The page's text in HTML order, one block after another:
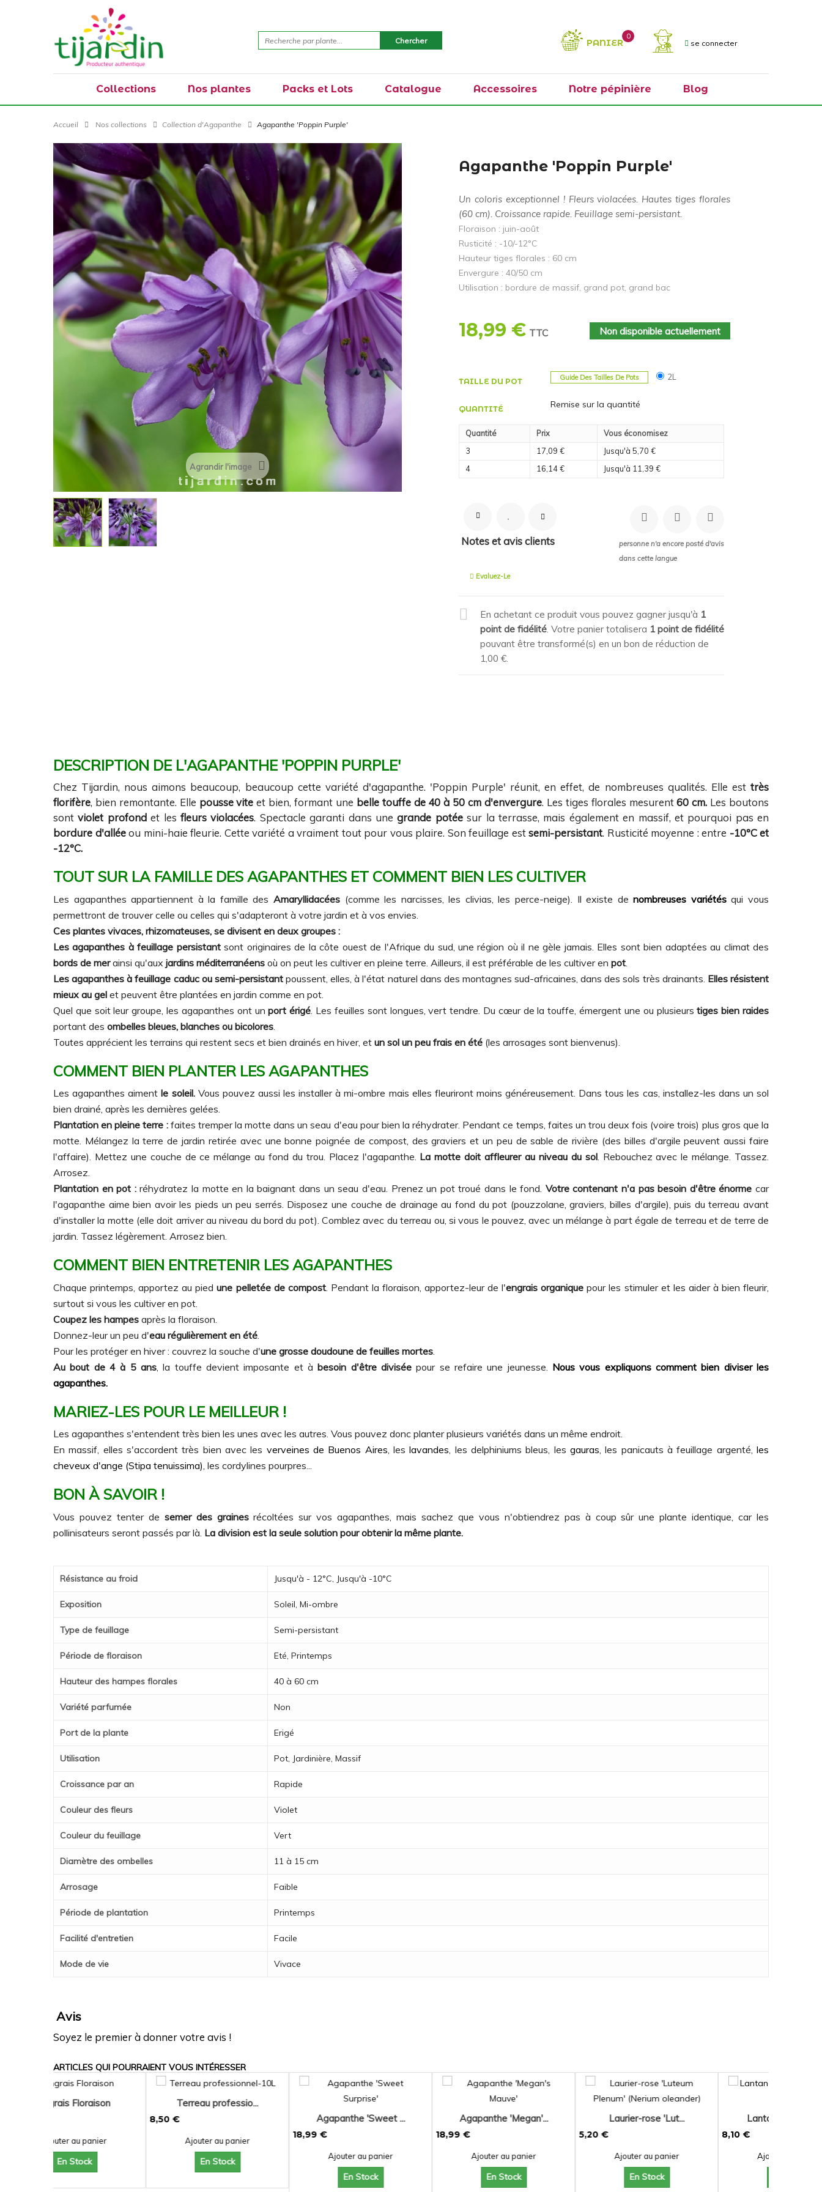
se connecter
PANIER
0
Collections Nos plantes Packs et Lots Catalogue Accessoires Notre pépinière Blog
Accueil Nos collections Collection d'Agapanthe Agapanthe 'Poppin Purple'
Agrandir l'image
Agapanthe 'Poppin Purple'
Un coloris exceptionnel ! Fleurs violacées. Hautes tiges florales
(60 cm). Croissance rapide. Feuillage semi-persistant.
Floraison : juin-août
Rusticité : -10/-12°C
Hauteur tiges florales : 60 cm
Envergure : 40/50 cm
Utilisation : bordure de massif, grand pot, grand bac
Non disponible actuellement
18,99 € TTC
TAILLE DU POT Guide Des Tailles De Pots 2L
QUANTITÉ Remise sur la quantité
Quantité Prix
Vous économisez
3
17,09 €
Jusqu'à 5,70 €
4
16,14 € Jusqu'à 11,39 €
Notes et avis clients
personne n'a encore posté d'avis
dans cette langue
Evaluez-Le
En achetant ce produit vous pouvez gagner jusqu'à 1
point de fidélité . Votre panier totalisera 1 point de fidélité
pouvant être transformé(s) en un bon de réduction de
1,00 €
DESCRIPTION DE L'AGAPANTHE 'POPPIN PURPLE'
Chez Tijardin, nous aimons beaucoup, beaucoup cette variété d'agapanthe. 'Poppin Purple' réunit, en effet, de nombreuses qualités. Elle est très
florifère, bien remontante. Elle pousse vite et bien, formant une belle touffe de 40 à 50 cm d'envergure. Les tiges florales mesurent60 cm. Les boutons
sontviolet profondet les fleurs violacées. Spectacle garanti dans unegrande potéesur la terrasse, mais également en massif, et pourquoi pas en
bordure d'alléeou mini-haie fleurie. Cette variété a vraiment tout pour vous plaire. Son feuillage estsemi-persistant. Rusticité moyenne : entre -10°C et
-12°C.
TOUT SUR LA FAMILLE DES AGAPANTHES ET COMMENT BIEN LES CULTIVER
Les agapanthes appartiennent à la famille des Amaryllidacées (comme les narcisses, les clivias, les perce-neige). Il existe denombreuses variétés qui vous
permettront de trouver celle ou celles qui s'adapteront à votre jardin et à vos envies.
Ces plantes vivaces, rhizomateuses, se divisent en deux groupes :
Les agapanthes à feuillage persistantsont originaires de la côte ouest de l'Afrique du sud, une région où il ne gèle jamais. Elles sont bien adaptées au climat des
bords de merainsi qu'aux jardins méditerranéens où on peut les cultiver en pleine terre. Ailleurs, il est préférable de les cultiver en pot
Les agapanthes à feuillage caduc ou semi-persistantpoussent, elles, à l'état naturel dans des montagnes sud-africaines, dans des sols très drainants. Elles résistent
mieux au gel et peuvent être plantées en jardin comme en pot.
Quel que soit leur groupe, les agapanthes ont unport érigé . Les feuilles sont longues, vert tendre. Du cœur de la touffe, émergent une ou plusieurstiges bien raides
portant des ombelles bleues, blanches ou bicolores
Toutes apprécient les terrains qui restent secs et bien drainés en hiver, et un sol un peu frais en été (les arrosages sont bienvenus).
COMMENT BIEN PLANTER LES AGAPANTHES
Les agapanthes aimentle soleil.Vous pouvez aussi les installer à mi-ombre mais elles fleuriront moins généreusement. Dans tous les cas, installez-les dans un sol
bien drainé, après les dernières gelées.
Plantation en pleine terre :faites tremper la motte dans un seau d'eau pour bien la réhydrater. Pendant ce temps, faites un trou deux fois (voire trois) plus gros que la
motte. Mélangez la terre de jardin retirée avec une bonne poignée de compost, des graviers et un peu de sable de rivière (des billes d'argile peuvent aussi faire
l'affaire). Mettez une couche de ce mélange au fond du trou. Placez l'agapanthe. La motte doit affleurer au niveau du sol. Rebouchez avec le mélange. Tassez.
Arrosez.
Plantation en pot :réhydratez la motte en la baignant dans un seau d'eau. Prenez un pot troué dans le fond. Votre contenant n'a pas besoin d'être énorme car
l'agapanthe aime bien avoir les pieds un peu serrés. Disposez une couche de drainage au fond du pot (pouzzolane, graviers, billes d'argile), puis du terreau avant
d'installer la motte (elle doit arriver au niveau du bord du pot). Comblez avec du terreau ou, si vous le pouvez, avec un mélange à part égale de terreau et de terre de
jardin. Tassez légèrement. Arrosez bien.
COMMENT BIEN ENTRETENIR LES AGAPANTHES
Chaque printemps, apportez au piedune pelletée de compost. Pendant la floraison, apportez-leur de l'engrais organique pour les stimuler et les aider à bien fleurir,
surtout si vous les cultiver en pot.
Coupez les hampes après la floraison.
Donnez-leur un peu d'eau régulièrement en été
Pour les protéger en hiver : couvrez la souche d'une grosse doudoune de feuilles mortes
Au bout de 4 à 5 ans , la touffe devient imposante et àbesoin d'être divisée pour se refaire une jeunesse. Nous vous expliquons comment bien diviser les
agapanthes.
MARIEZ-LES POUR LE MEILLEUR !
Les agapanthes s'entendent très bien les unes avec les autres. Vous pouvez donc planter plusieurs variétés dans un même endroit.
En massif, elles s'accordent très bien avec les verveines de Buenos Aires, leslavandes, les delphiniums bleus, lesgauras, les panicauts à feuillage argenté,les
cheveux d'ange (Stipa tenuissima), les cordylines pourpres...
BON À SAVOIR !
Vous pouvez tenter de semer des grainesrécoltées sur vos agapanthes, mais sachez que vous n'obtiendrez pas à coup sûr une plante identique, car les
pollinisateurs seront passés par là. La division est la seule solution pour obtenir la même plante.
Résistance au froid Jusqu'à - 12°C, Jusqu'à -10°C
Exposition Soleil, Mi-ombre
Type de feuillage Semi-persistant
Période de floraison Eté, Printemps
Hauteur des hampes florales 40 à 60 cm
Variété parfumée Non
Port de la plante Erigé
Utilisation Pot, Jardinière, Massif
Croissance par an Rapide
Couleur des fleurs Violet
Couleur du feuillage Vert
Diamètre des ombelles 11 à 15 cm
Arrosage Faible
Période de plantation Printemps
Facilité d'entretien Facile
Mode de vie Vivace
Avis
Soyez le premier à donner votre avis !
ARTICLES QUI POURRAIENT VOUS INTÉRESSER
Terreau professio...
Ajouter au panier
Agapanthe 'Megan'...
Ajouter au panier
Laurier-rose 'Lut...
Ajouter au panier
Lantana camara 'B...
Ajouter au panier